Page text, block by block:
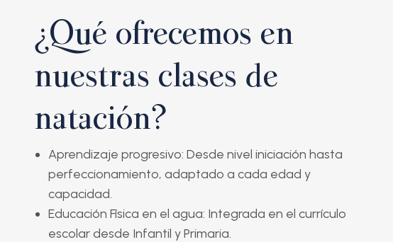
¿Qué ofrecemos en
nuestras clases de
natación?
Aprendizaje progresivo: Desde nivel iniciación hasta
perfeccionamiento, adaptado a cada edad y
capacidad.
Educación Física en el agua: Integrada en el currículo
escolar desde Infantil y Primaria.